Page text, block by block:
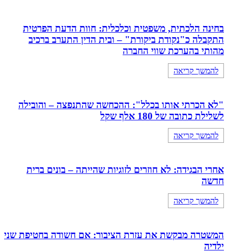
בחינה הלכתית, משפטית וכלכלית: חוות הדעת הפרטית
התקבלה כ"נקודת ביקורת" – ובית הדין התערב ברכיב
מהותי בהערכת שווי החברה
להמשך קריאה
"לא הכרתי אותו בכלל": ההכחשה שהתנפצה – והובילה
לשלילת כתובה של 180 אלף שקל
להמשך קריאה
אחרי הבגידה: לא חוזרים לזוגיות שהייתה – בונים ברית
חדשה
להמשך קריאה
המשטרה מבקשת את עזרת הציבור: אם חשודה בחטיפת שני
ילדיה